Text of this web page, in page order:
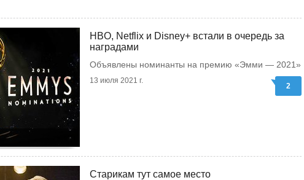
HBO, Netflix и Disney+ встали в очередь за
наградами
Объявлены номинанты на премию «Эмми — 2021»
13 июля 2021 г.
2
Старикам тут самое место